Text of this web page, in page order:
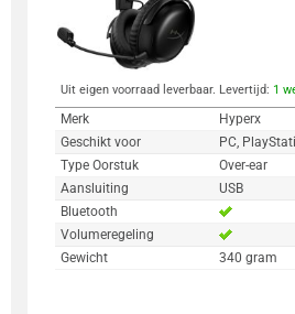
Uit eigen voorraad leverbaar. Levertijd: 1
Merk
Hyperx
Geschikt voor
PC,
Type Oorstuk
Over-ear
Aansluiting
USB
Bluetooth
Volumeregeling
Gewicht
340 gram